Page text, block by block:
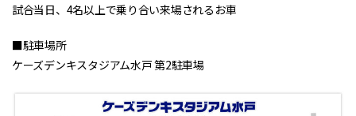
試合当日、4名以上で乗り合い来場されるお車
■駐車場所
ケーズデンキスタジアム水戸 第2駐車場